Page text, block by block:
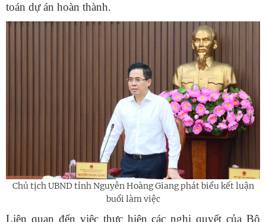
toán dự án hoàn thành.
Chủ tịch UBND tỉnh Nguyễn Hoàng Giang phát biểu kết luận
buổi làm việc
Liên quan đến việc thực hiện các nghị quyết của Bộ